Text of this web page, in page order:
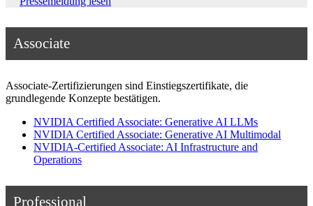
Associate
Associate-Zertifizierungen sind Einstiegszertifikate, die
grundlegende Konzepte bestätigen.
NVIDIA Certified Associate: Generative AI LLMs
NVIDIA Certified Associate: Generative AI Multimodal
NVIDIA-Certified Associate: AI Infrastructure and
Operations
Professional